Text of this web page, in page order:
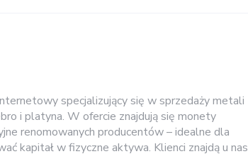
specjalizujący się w sprzedaży metali
i platyna. W ofercie znajdują się monety
renomowanych producentów – idealne dla
kapitał w fizyczne aktywa. Klienci znajdą u nas